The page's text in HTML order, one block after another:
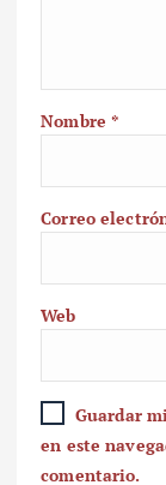
Nombre*
Correo
Web
Guardar
en este
comentario.